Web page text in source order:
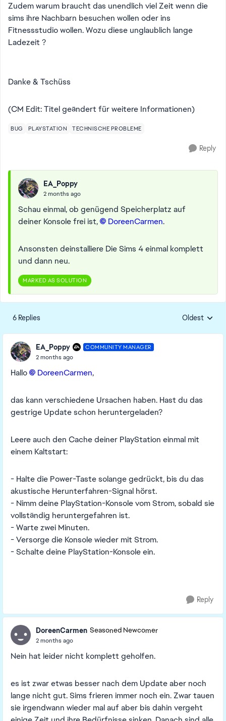
Zudem warum braucht das unendlich viel Zeit wenn die
sims ihre Nachbarn besuchen wollen oder ins
Fitnessstudio wollen. Wozu diese unglaublich lange
Ladezeit ?
Danke & Tschüss
(CM Edit: Titel geändert für weitere Informationen)
BUG PLAYSTATION TECHNISCHE PROBLEME
Reply
EA_Poppy
2 months ago
Schau einmal, ob genügend Speicherplatz auf
deiner Konsole frei ist,
DoreenCarmen​.
Ansonsten deinstalliere Die Sims 4 einmal komplett
und dann neu.
MARKED AS SOLUTION
6 Replies Replies
Oldest
EA_Poppy COMMUNITY MANAGER
2 months ago
Hallo DoreenCarmen​,
das kann verschiedene Ursachen haben. Hast du das
gestrige Update schon heruntergeladen?
Leere auch den Cache deiner PlayStation einmal mit
einem Kaltstart:
- Halte die Power-Taste solange gedrückt, bis du das
akustische Herunterfahren-Signal hörst.
- Nimm deine PlayStation-Konsole vom Strom, sobald sie
vollständig heruntergefahren ist.
- Warte zwei Minuten.
- Versorge die Konsole wieder mit Strom.
- Schalte deine PlayStation-Konsole ein.
Reply
DoreenCarmen Seasoned Newcomer
2 months ago
Nein hat leider nicht komplett geholfen.
es ist zwar etwas besser nach dem Update aber noch
lange nicht gut. Sims frieren immer noch ein. Zwar tauen
sie irgendwann wieder mal auf aber bis dahin vergeht